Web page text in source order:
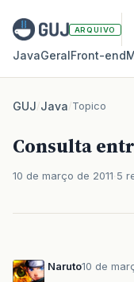
ARQUIVO
JavaGeralFront‑end
GUJ/Java/Topico
Consulta
10 de março de 2011 5
Naruto10 de